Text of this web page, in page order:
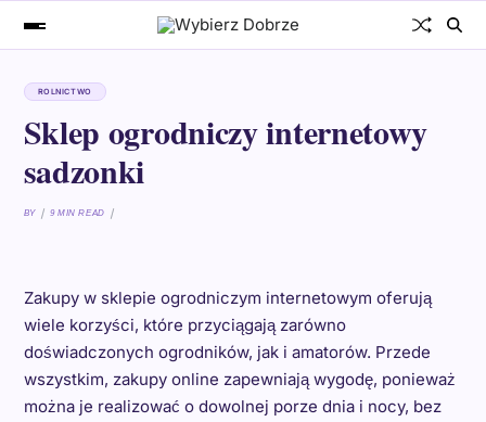
ROLNICTWO
Sklep ogrodniczy internetowy
sadzonki
BY 9 MIN READ
Zakupy w sklepie ogrodniczym internetowym oferują
wiele korzyści, które przyciągają zarówno
doświadczonych ogrodników, jak i amatorów. Przede
wszystkim, zakupy online zapewniają wygodę, ponieważ
można je realizować o dowolnej porze dnia i nocy, bez